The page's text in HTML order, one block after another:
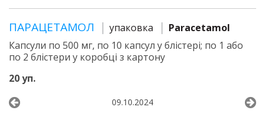
ПАРАЦЕТАМОЛ упаковка
Paracetamol
Капсули по 500 мг, по 10 капсул у блістері; по 1 або
по 2 блістери у коробці з картону
20 уп.
09.10.2024